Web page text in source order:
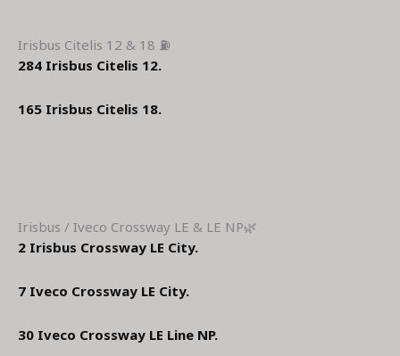
Irisbus Citelis 12 & 18 ⛽
284 Irisbus Citelis 12.
165 Irisbus Citelis 18.
Irisbus / Iveco Crossway LE & LE NP🌿
2 Irisbus Crossway LE City.
7 Iveco Crossway LE City.
30 Iveco Crossway LE Line NP.